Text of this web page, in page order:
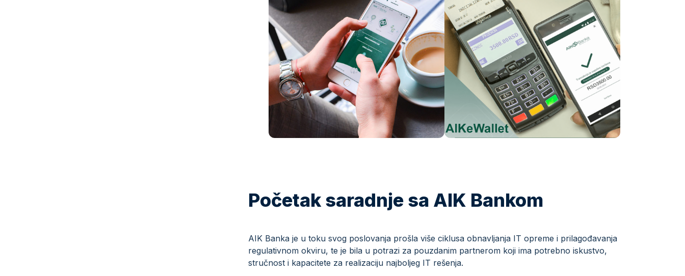
Početak saradnje sa AIK Bankom
AIK Banka je u toku svog poslovanja prošla više ciklusa obnavljanja IT opreme i prilagođavanja
regulativnom okviru, te je bila u potrazi za pouzdanim partnerom koji ima potrebno iskustvo,
stručnost i kapacitete za realizaciju najboljeg IT rešenja.